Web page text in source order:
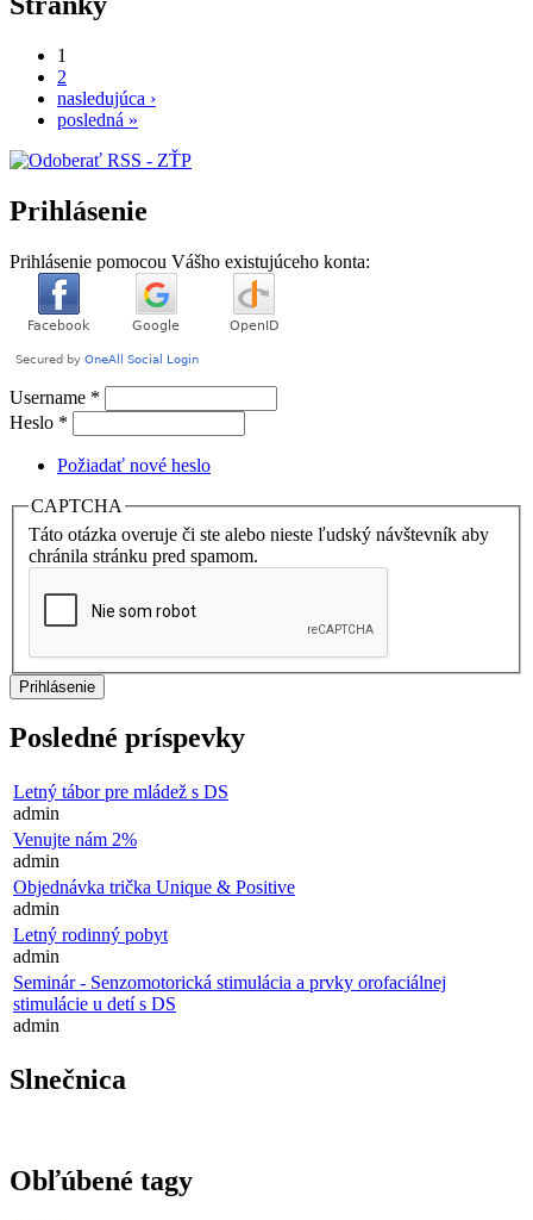
1
2
nasledujúca ›
posledná »
Prihlásenie
Prihlásenie pomocou Vášho existujúceho konta:
Username *
Heslo *
Požiadať nové heslo
CAPTCHA
Táto otázka overuje či ste alebo nieste ľudský návštevník aby
chránila stránku pred spamom.
Posledné príspevky
Letný tábor pre mládež s DS
admin
Venujte nám 2%
admin
Objednávka trička Unique & Positive
admin
Letný rodinný pobyt
admin
Seminár - Senzomotorická stimulácia a prvky orofaciálnej
stimulácie u detí s DS
admin
Slnečnica
Obľúbené tagy